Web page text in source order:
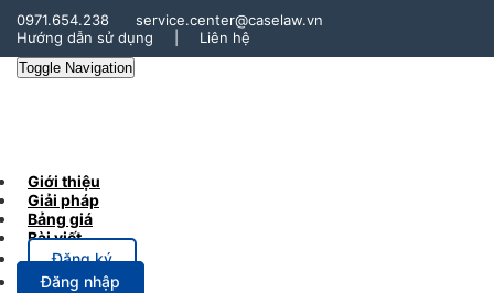
0971.654.238
service.center@caselaw.vn
Hướng dẫn sử dụng
Liên hệ
Toggle Navigation
Giới thiệu
Giải pháp
Bảng giá
Bài viết
Đăng ký
Đăng nhập